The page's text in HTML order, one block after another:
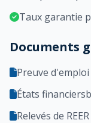
Taux garantie
Documents
Preuve
États
Relevés de